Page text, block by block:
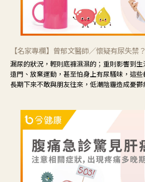
【名家專欄】曾郁文醫師／懷疑有尿失禁
漏尿的狀況，輕則底褲濕濕的；重則影響到
遠門、放棄運動，甚至怕身上有尿騷味，這些
長期下來不敢與朋友往來，低潮陰霾造成憂鬱